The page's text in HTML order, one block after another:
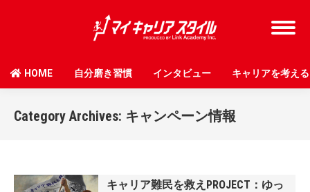
HOME 自分磨き習慣 インタビュー キャリアを考える
Category Archives: キャンペーン情報
キャリア難民を救えPROJECT：ゆっ